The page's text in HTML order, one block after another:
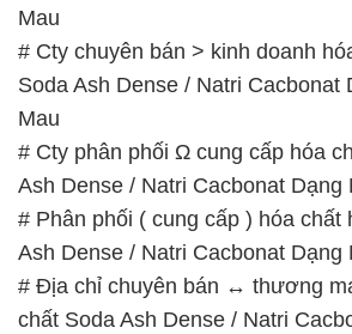
Mau
# Cty chuyên bán > kinh doanh
Soda Ash Dense / Natri Cacbonat
Mau
# Cty phân phối Ω cung cấp hóa
Ash Dense / Natri Cacbonat Dạng
# Phân phối ( cung cấp ) hóa chất
Ash Dense / Natri Cacbonat Dạng
# Địa chỉ chuyên bán ↔ thương
chất Soda Ash Dense / Natri